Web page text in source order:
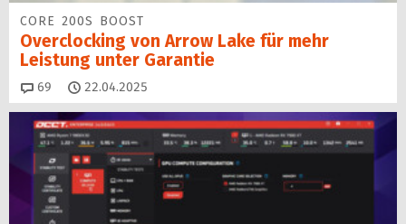
CORE 200S BOOST
Overclocking von Arrow Lake für mehr
Leistung unter Garantie
69 Kommentare
22.04.2025